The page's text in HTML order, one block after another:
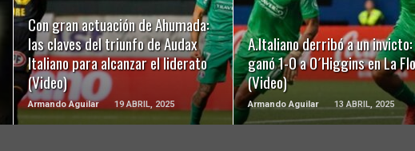
Con gran actuación de Ahumada:
las claves del triunfo de Audax
Italiano para alcanzar el liderato
(Video)
Armando Aguilar 19 ABRIL, 2025
LEER MÁS
A.Italiano derribó a un
ganó 1-0 a O´Higgins en La
(Video)
Armando Aguilar 13 ABRIL, 2025
LEER MÁS